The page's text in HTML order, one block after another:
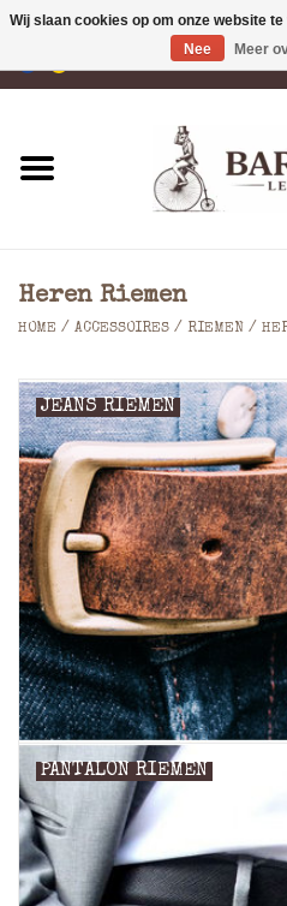
Portemonnees
Rugzakken
Schoudertassen
Tassen
Accessoires
Merken
Heren Riemen
HOME / ACCESSOIRES / RIEMEN /
JEANS RIEMEN
PANTALON RIEMEN
Wij slaan cookies op om onze website
Nee
Meer